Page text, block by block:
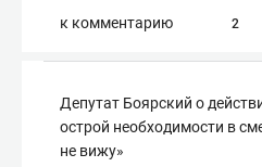
к комментарию 2
Депутат Боярский о
острой необходимости в
не вижу»